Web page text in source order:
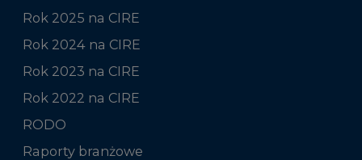
Rok 2025 na CIRE
Rok 2024 na CIRE
Rok 2023 na CIRE
Rok 2022 na CIRE
RODO
Raporty branżowe